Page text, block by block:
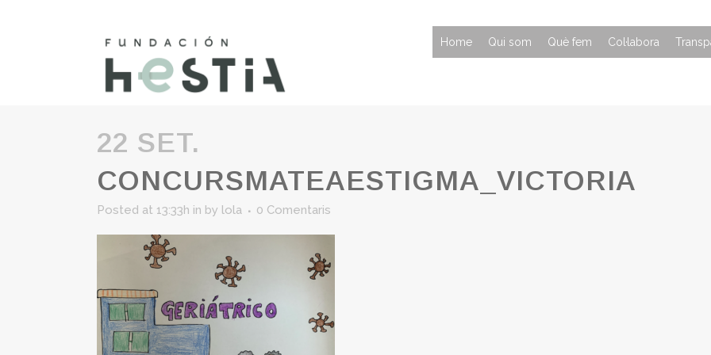
Home Qui som Què fem Col·labora
22 SET.
CONCURSMATEAESTIGMA_VICTORIA
Posted at 13:33h in by lola 0 Comentaris